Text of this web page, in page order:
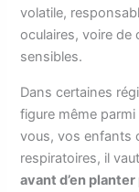
volatile,
oculaires, voire de
sensibles.
Dans certaines
figure même
vous, vos enfants
respiratoires, il
avant d’en